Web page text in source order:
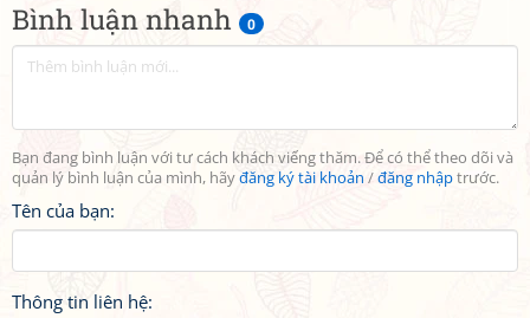
Bình luận nhanh 0
Bạn đang bình luận với tư cách khách viếng thăm. Để có thể theo dõi và
quản lý bình luận của mình, hãyđăng ký tài khoản /đăng nhậptrước.
Tên của bạn:
Thông tin liên hệ: